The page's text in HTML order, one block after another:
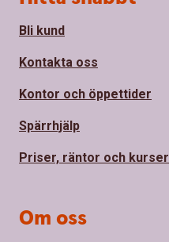
Bli kund
Kontakta oss
Kontor och öppettider
Spärrhjälp
Priser, räntor och kurser
Om oss